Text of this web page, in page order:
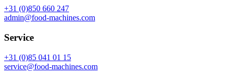
+31 (0)850 660 247
admin@food-machines.com
Service
+31 (0)85 041 01 15
service@food-machines.com